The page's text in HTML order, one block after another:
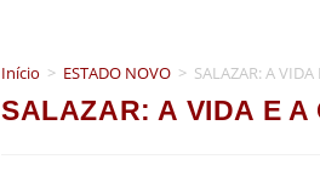
Início > ESTADO NOVO > SALAZAR: A
SALAZAR: A VIDA E